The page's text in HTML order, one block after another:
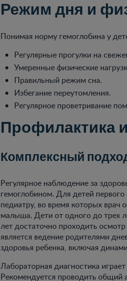
Режим дня и
Понимая норму гемоглобина у
Регулярные прогулки на
Умеренные физические
Правильный режим сна.
Избегание переутомления.
Регулярное проветривание
Профилактика
Комплексный
Регулярное наблюдение за
гемоглобином. Для детей
педиатру, во время которых врач
малыша. Дети от одного до трех
лет достаточно проходить
является ведение родителями
здоровья ребенка, включая
Лабораторная диагностика
Рекомендуется проводить общий